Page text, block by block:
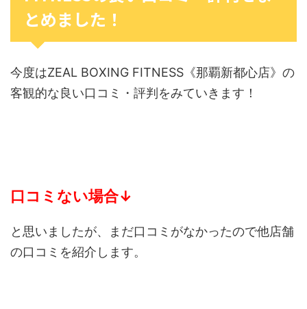
とめました！
今度はZEAL BOXING FITNESS《那覇新都心店》の
客観的な良い口コミ・評判をみていきます！
口コミない場合↓
と思いましたが、まだ口コミがなかったので他店舗
の口コミを紹介します。